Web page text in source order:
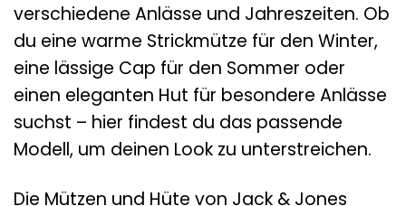
verschiedene Anlässe und Jahreszeiten. Ob
du eine warme Strickmütze für den Winter,
eine lässige Cap für den Sommer oder
einen eleganten Hut für besondere Anlässe
suchst – hier findest du das passende
Modell, um deinen Look zu unterstreichen.
Die Mützen und Hüte von Jack & Jones